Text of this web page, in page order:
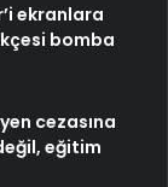
ekranlara
bomba
cezasına
eğitim